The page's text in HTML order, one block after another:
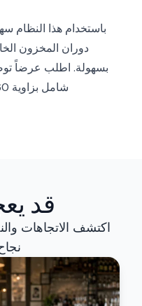
باستخدام هذا النظام
دوران المخزون
بسهولة. اطلب عرضاً
شامل بزاوية 360 درجة أن يحسن إدارة مطعمك.
قد
اكتشف الاتجاهات